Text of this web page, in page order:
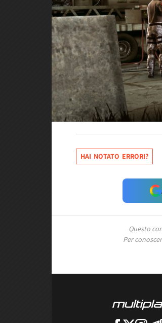
HAI NOTATO ERRORI?
Questo
Per